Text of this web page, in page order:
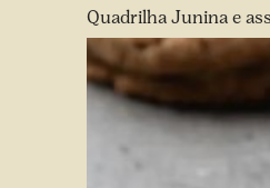
Quadrilha Junina e